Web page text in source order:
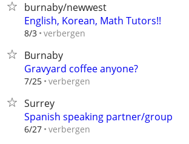
burnaby/newwest
English, Korean, Math Tutors!!
8/3 verbergen
Burnaby
Gravyard coffee anyone?
7/25 verbergen
Surrey
Spanish speaking partner/group
6/27 verbergen